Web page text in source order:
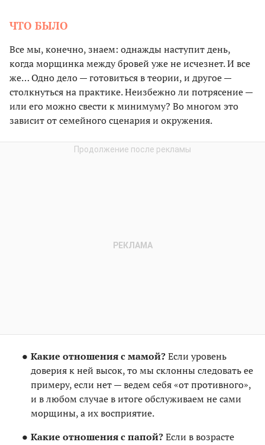
ЧТО БЫЛО
Все мы, конечно, знаем: однажды наступит день,
когда морщинка между бровей уже не исчезнет. И все
же… Одно дело — готовиться в теории, и другое —
столкнуться на практике. Неизбежно ли потрясение —
или его можно свести к минимуму? Во многом это
зависит от семейного сценария и окружения.
Какие отношения с мамой?Если уровень
доверия к ней высок, то мы склонны следовать ее
примеру, если нет — ведем себя «от противного»,
и в любом случае в итоге обслуживаем не сами
морщины, а их восприятие.
Какие отношения с папой?Если в возрасте